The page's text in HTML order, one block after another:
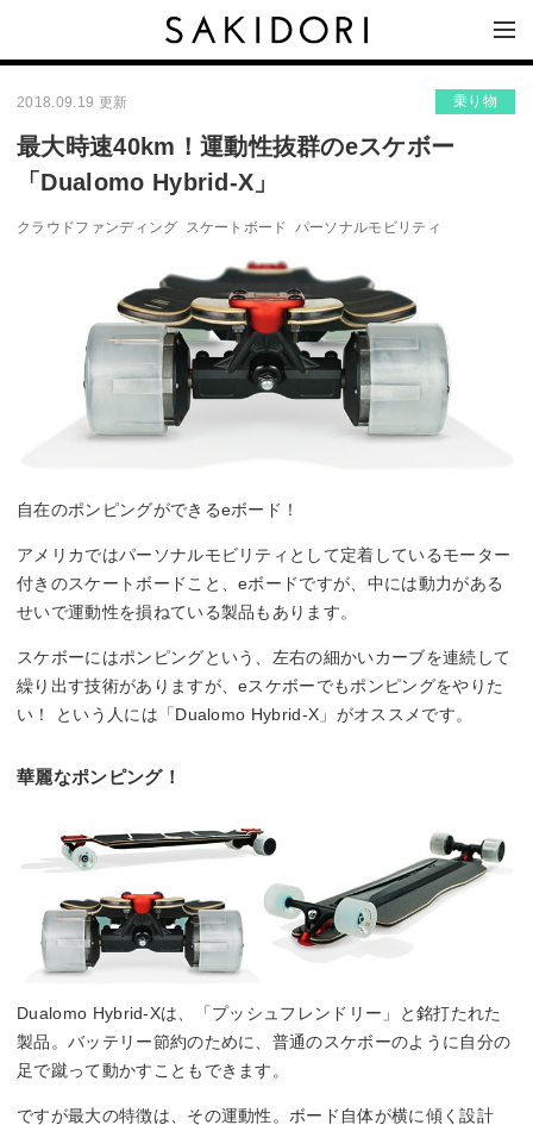
2018.09.19 更新 乗り物
最大時速40km！運動性抜群のeスケボー
「Dualomo Hybrid-X」
クラウドファンディング スケートボード パーソナルモビリティ
自在のポンピングができるeボード！
アメリカではパーソナルモビリティとして定着しているモーター
付きのスケートボードこと、eボードですが、中には動力がある
せいで運動性を損ねている製品もあります。
スケボーにはポンピングという、左右の細かいカーブを連続して
繰り出す技術がありますが、eスケボーでもポンピングをやりた
い！ という人には「Dualomo Hybrid-X」がオススメです。
華麗なポンピング！
Dualomo Hybrid-Xは、「プッシュフレンドリー」と銘打たれた
製品。バッテリー節約のために、普通のスケボーのように自分の
足で蹴って動かすこともできます。
ですが最大の特徴は、その運動性。ボード自体が横に傾く設計